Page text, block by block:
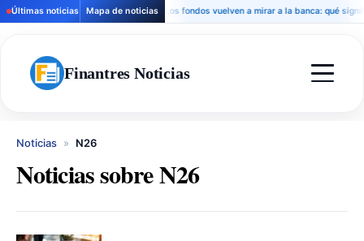
Últimas noticias Mapa de noticiasLos fondos vuelven a mirar a la banca: qué
Finantres Noticias
Noticias » N26
Noticias sobre N26